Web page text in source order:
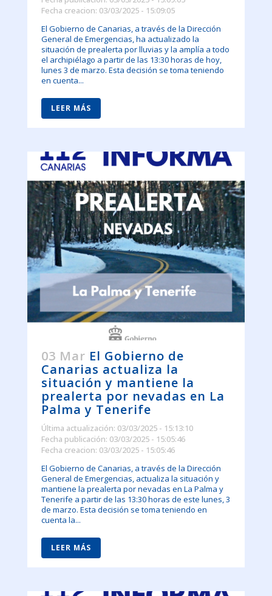
Fecha creacion: 03/03/2025 - 15:09:05
El Gobierno de Canarias, a través de la Dirección
General de Emergencias, ha actualizado la
situación de prealerta por lluvias y la amplía a todo
el archipiélago a partir de las 13:30 horas de hoy,
lunes 3 de marzo. Esta decisión se toma teniendo
en cuenta...
LEER MÁS
03 Mar El Gobierno de
Canarias actualiza la
situación y mantiene la
prealerta por nevadas en La
Palma y Tenerife
Última actualización: 03/03/2025 - 15:13:10
Fecha publicación: 03/03/2025 - 15:05:46
Fecha creacion: 03/03/2025 - 15:05:46
El Gobierno de Canarias, a través de la Dirección
General de Emergencias, actualiza la situación y
mantiene la prealerta por nevadas en La Palma y
Tenerife a partir de las 13:30 horas de este lunes, 3
de marzo. Esta decisión se toma teniendo en
cuenta la...
LEER MÁS